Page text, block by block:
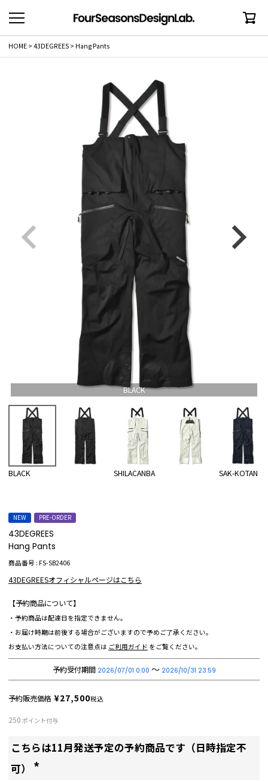
HOME 43DEGREES Hang Pants
BLACK
BLACK SHILACANBA SAK-KOTAN
NEW PRE-ORDER
43DEGREES
Hang Pants
商品番号 FS-SB2406
43DEGREESオフィシャルページはこちら
【予約商品について】
・予約商品は配達日を指定できません。
・お届け時期は前後する場合がございますので予めご了承ください。
お支払い方法についての注意点は ご利用ガイド をご覧ください。
予約受付期間 2026/07/01 0:00 〜 2026/10/31 23:59
予約販売価格 ¥27,500税込
250 ポイント付与
こちらは11月発送予定の予約商品です（日時指定不
可）